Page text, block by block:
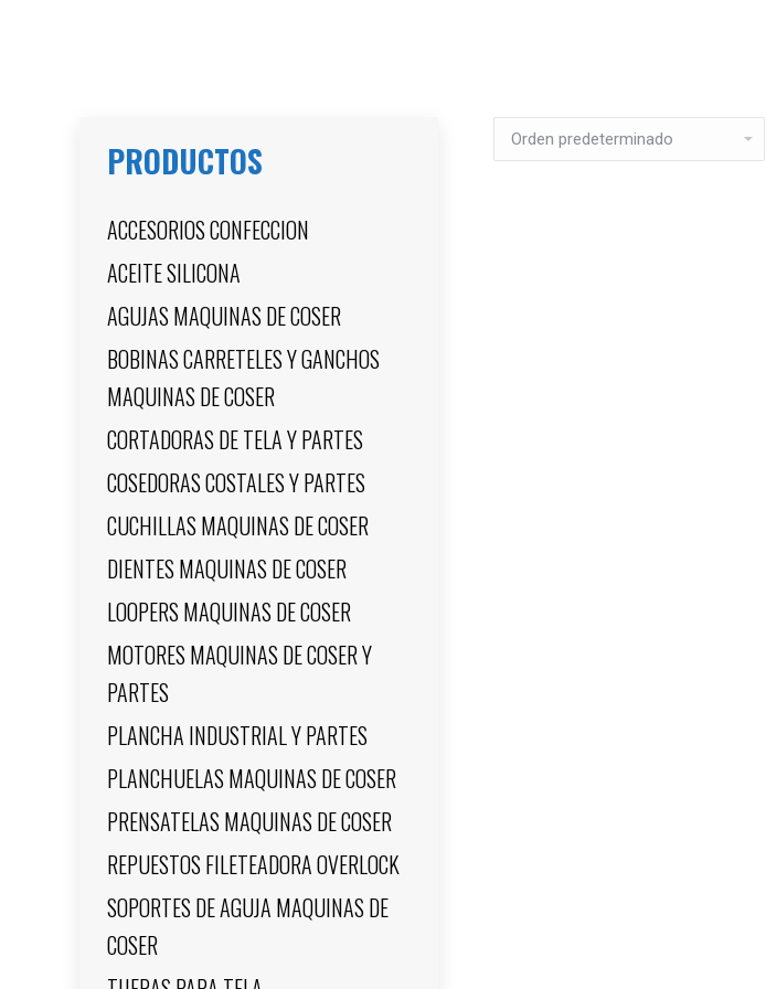
PRODUCTOS
ACCESORIOS CONFECCION
ACEITE SILICONA
AGUJAS MAQUINAS DE COSER
BOBINAS CARRETELES Y GANCHOS
MAQUINAS DE COSER
CORTADORAS DE TELA Y PARTES
COSEDORAS COSTALES Y PARTES
CUCHILLAS MAQUINAS DE COSER
DIENTES MAQUINAS DE COSER
LOOPERS MAQUINAS DE COSER
MOTORES MAQUINAS DE COSER Y
PARTES
PLANCHA INDUSTRIAL Y PARTES
PLANCHUELAS MAQUINAS DE COSER
PRENSATELAS MAQUINAS DE COSER
REPUESTOS FILETEADORA OVERLOCK
SOPORTES DE AGUJA MAQUINAS DE
COSER